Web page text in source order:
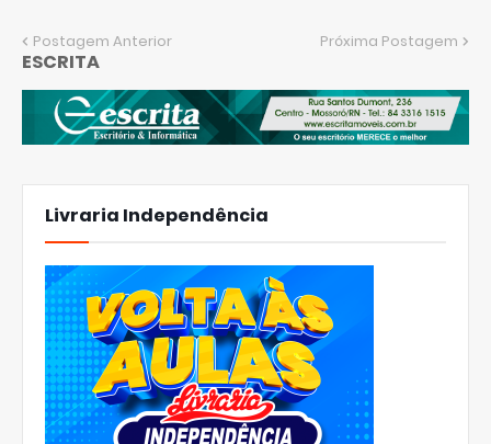
Postagem Anterior Próxima Postagem
ESCRITA
Livraria Independência